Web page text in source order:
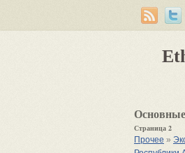
Страница 2
Прочее »